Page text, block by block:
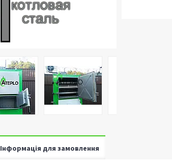
Інформація для замовлення